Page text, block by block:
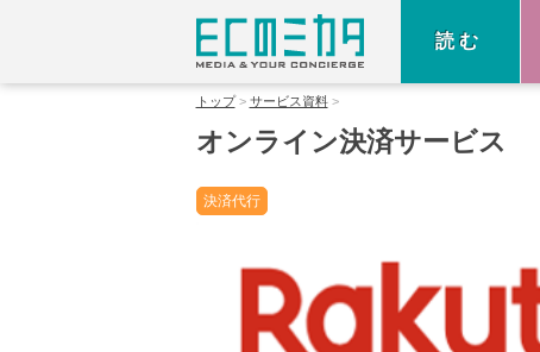
読む
トップ サービス資料
オンライン決済サービス
決済代行